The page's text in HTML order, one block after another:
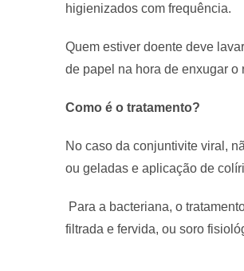
higienizados com frequência.
Quem estiver doente deve
de papel na hora de enxugar o
Como é o tratamento?
No caso da conjuntivite viral,
ou geladas e aplicação de
Para a bacteriana, o
filtrada e fervida, ou soro